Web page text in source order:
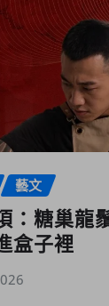
藝文
：糖巢龍
盒子裡